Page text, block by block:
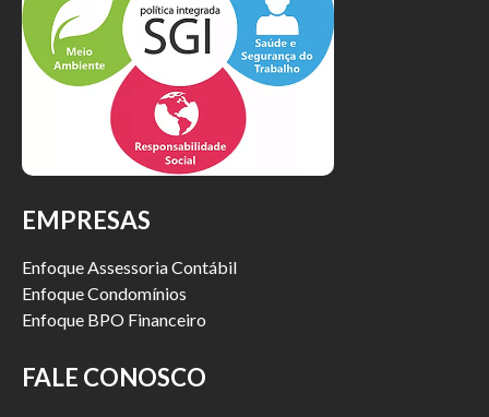
EMPRESAS
Enfoque Assessoria Contábil
Enfoque Condomínios
Enfoque BPO Financeiro
FALE CONOSCO